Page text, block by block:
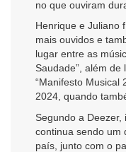
no que ouviram
Henrique e Juliano
mais ouvidos e
lugar entre as
Saudade”, além
“Manifesto Musical
2024, quando
Segundo a
continua sendo um
país, junto com o